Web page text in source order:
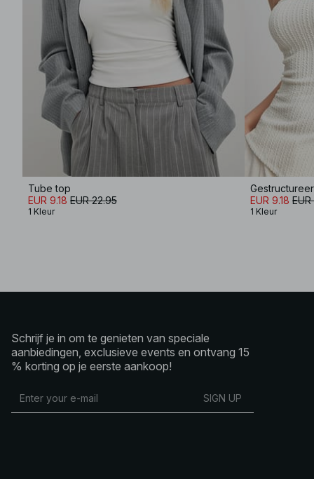
Tube top
EUR 9.18 EUR 22.95
1 Kleur
EUR 9.18
1 Kleur
Schrijf je in om te genieten van speciale
aanbiedingen, exclusieve events en ontvang 15
% korting op je eerste aankoop!
SIGN UP